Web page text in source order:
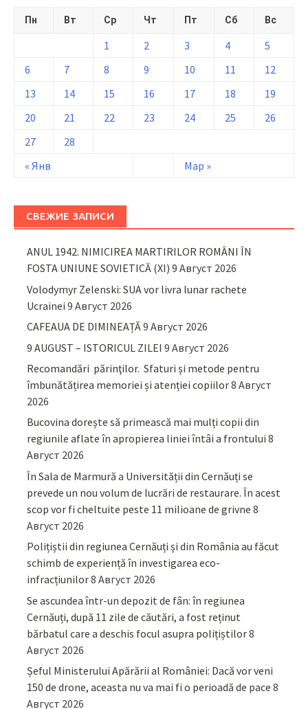
Пн Вт Ср Чт Пт Сб Вс
« Янв Мар »
1 2 3 4
5
6
7 8 9 10 11
12
13
14 15 16 17 18
19
20
21 22 23 24 25
26
27
28
СВЕЖИЕ ЗАПИСИ
ANUL 1942. NIMICIREA MARTIRILOR ROMÂNI ÎN
FOSTA UNIUNE SOVIETICĂ (XI) 9 Август 2026
Volodymyr Zelenski: SUA vor livra lunar rachete
Ucrainei 9 Август 2026
CAFEAUA DE DIMINEAȚĂ9 Август 2026
9 AUGUST – ISTORICUL ZILEI 9 Август 2026
Recomandări părinţilor. Sfaturi și metode pentru
îmbunătățirea memoriei și atenției copiilor8 Август
2026
Bucovina dorește să primească mai mulți copii din
regiunile aflate în apropierea liniei întâi a frontului 8
Август 2026
În Sala de Marmură a Universității din Cernăuți se
prevede un nou volum de lucrări de restaurare. În acest
scop vor fi cheltuite peste 11 milioane de grivne 8
Август 2026
Polițiștii din regiunea Cernăuți și din România au făcut
schimb de experiență în investigarea eco-
infracțiunilor8 Август 2026
Se ascundea într-un depozit de fân: în regiunea
Cernăuți, după 11 zile de căutări, a fost reținut
bărbatul care a deschis focul asupra polițiștilor8
Август 2026
Șeful Ministerului Apărării al României: Dacă vor veni
150 de drone, aceasta nu va mai fi o perioadă de pace 8
Август 2026